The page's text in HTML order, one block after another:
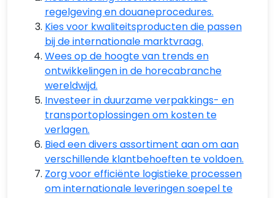
regelgeving en douaneprocedures.
Kies voor kwaliteitsproducten die passen
bij de internationale marktvraag.
Wees op de hoogte van trends en
ontwikkelingen in de horecabranche
wereldwijd.
Investeer in duurzame verpakkings- en
transportoplossingen om kosten te
verlagen.
Bied een divers assortiment aan om aan
verschillende klantbehoeften te voldoen.
Zorg voor efficiënte logistieke processen
om internationale leveringen soepel te